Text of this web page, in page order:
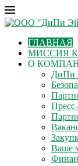
ГЛАВНАЯ
МИССИЯ
О
ДиПи
Ваше